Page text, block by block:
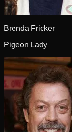
Brenda Fricker
Pigeon Lady